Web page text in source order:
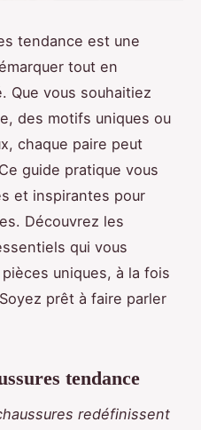
tendance est une
tout en
Que vous souhaitiez
des motifs uniques ou
chaque paire peut
guide pratique vous
et inspirantes pour
Découvrez les
qui vous
uniques, à la fois
prêt à faire parler
tendance
redéfinissent